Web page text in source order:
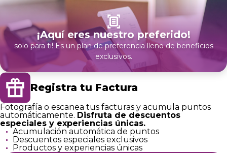
SVG
¡Aquí eres nuestro preferido!
solo para ti! Es un plan de preferencia lleno de beneficios
exclusivos.
SVG
Registra tu Factura
Fotografía o escanea tus facturas y acumula puntos
automáticamente. Disfruta de descuentos
especiales y experiencias únicas.
Acumulación automática de puntos
Descuentos especiales exclusivos
Productos y experiencias únicas